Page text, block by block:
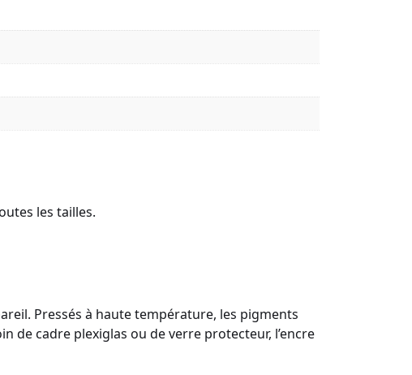
les tailles.
Pressés à haute température, les pigments
de cadre plexiglas ou de verre protecteur, l’encre